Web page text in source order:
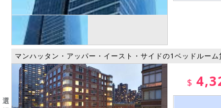
選
マンハッタン・アッパー・イースト・サイドの1ベッドルー
$